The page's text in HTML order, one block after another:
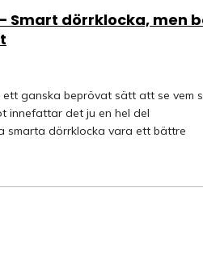
Smart dörrklocka, men
ganska beprövat sätt att se vem
innefattar det ju en hel del
smarta dörrklocka vara ett bättre